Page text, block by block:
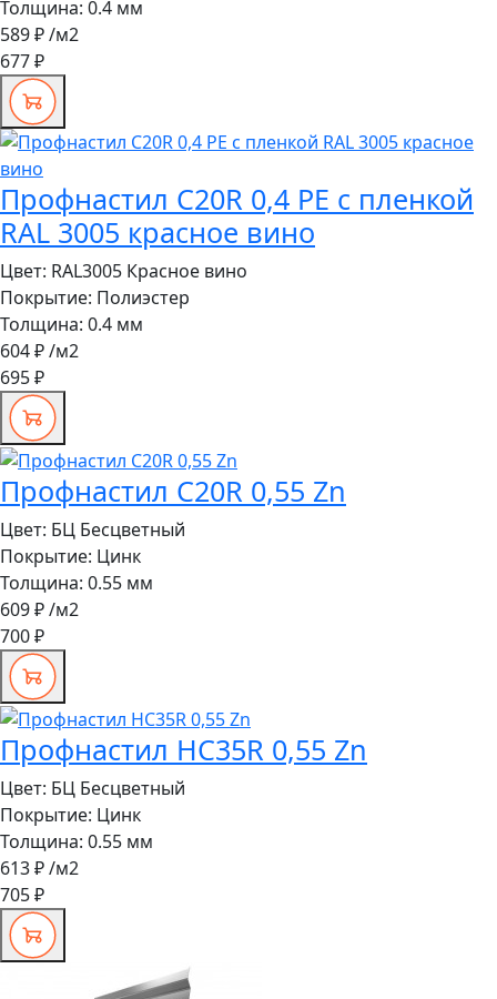
Толщина: 0.4 мм
589 ₽/м2
677 ₽
Профнастил C20R 0,4 PE с пленкой
RAL 3005 красное вино
Цвет: RAL3005 Красное вино
Покрытие: Полиэстер
Толщина: 0.4 мм
604 ₽/м2
695 ₽
Профнастил C20R 0,55 Zn
Цвет: БЦ Бесцветный
Покрытие: Цинк
Толщина: 0.55 мм
609 ₽/м2
700 ₽
Профнастил HC35R 0,55 Zn
Цвет: БЦ Бесцветный
Покрытие: Цинк
Толщина: 0.55 мм
613 ₽/м2
705 ₽